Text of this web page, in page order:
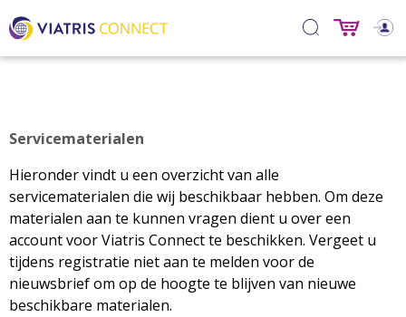
Servicematerialen
Hieronder vindt u een overzicht van alle
servicematerialen die wij beschikbaar hebben. Om deze
materialen aan te kunnen vragen dient u over een
account voor Viatris Connect te beschikken. Vergeet u
tijdens registratie niet aan te melden voor de
nieuwsbrief om op de hoogte te blijven van nieuwe
beschikbare materialen.